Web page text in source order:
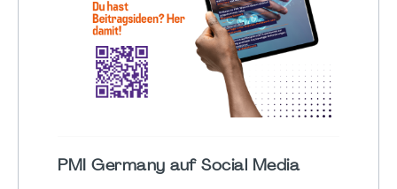
PMI Germany auf Social Media